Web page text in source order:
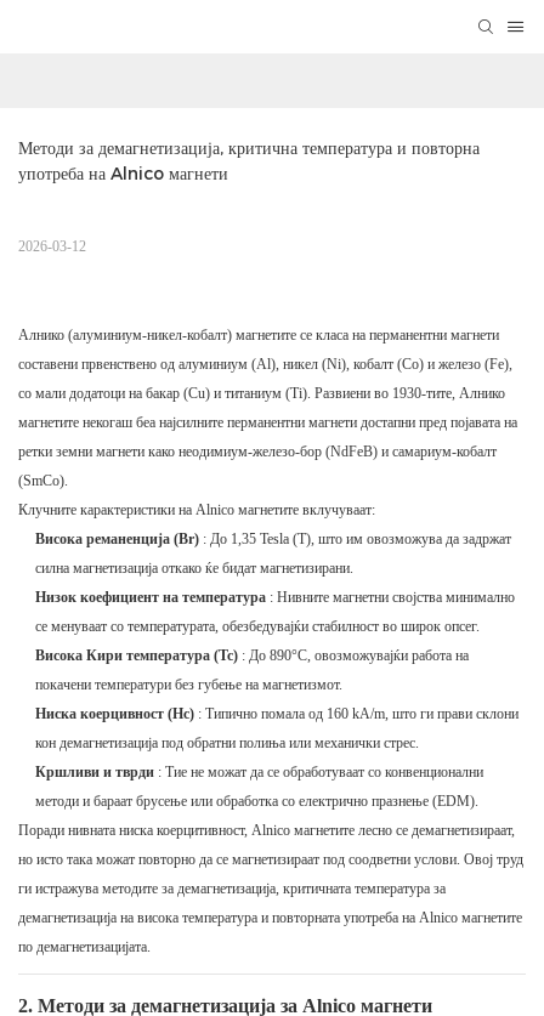
Методи за демагнетизација, критична температура и повторна
употреба на Alnico магнети
2026-03-12
Алнико (алуминиум-никел-кобалт) магнетите се класа на перманентни магнети
составени првенствено од алуминиум (Al), никел (Ni), кобалт (Co) и железо (Fe),
со мали додатоци на бакар (Cu) и титаниум (Ti). Развиени во 1930-тите, Алнико
магнетите некогаш беа најсилните перманентни магнети достапни пред појавата на
ретки земни магнети како неодимиум-железо-бор (NdFeB) и самариум-кобалт
(SmCo).
Клучните карактеристики на Alnico магнетите вклучуваат:
Висока реманенција (Br) : До 1,35 Tesla (T), што им овозможува да задржат
силна магнетизација откако ќе бидат магнетизирани.
Низок коефициент на температура : Нивните магнетни својства минимално
се менуваат со температурата, обезбедувајќи стабилност во широк опсег.
Висока Кири температура (Tc) : До 890°C, овозможувајќи работа на
покачени температури без губење на магнетизмот.
Ниска коерцивност (Hc) : Типично помала од 160 kA/m, што ги прави склони
кон демагнетизација под обратни полиња или механички стрес.
Кршливи и тврди : Тие не можат да се обработуваат со конвенционални
методи и бараат брусење или обработка со електрично празнење (EDM).
Поради нивната ниска коерцитивност, Alnico магнетите лесно се демагнетизираат,
но исто така можат повторно да се магнетизираат под соодветни услови. Овој труд
ги истражува методите за демагнетизација, критичната температура за
демагнетизација на висока температура и повторната употреба на Alnico магнетите
по демагнетизацијата.
2. Методи за демагнетизација за Alnico магнети